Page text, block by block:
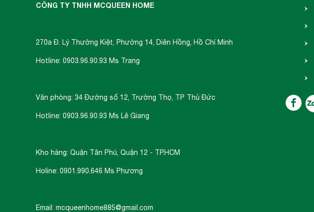
CÔNG TY TNHH MCQUEEN HOME
270a Đ. Lý Thường Kiệt, Phường 14, Diên Hồng, Hồ Chí Minh
Hotline: 0903.96.90.93 Ms Trang
Văn phòng: 34 Đường số 12, Trường Thọ, TP Thủ Đức
Hotline: 0903.96.90.93 Ms Lê Giang
Kho hàng: Quận Tân Phú, Quận 12 - TP.HCM
Holine: 0901.990.646 Ms Phương
Email: mcqueenhome885@gmail.com